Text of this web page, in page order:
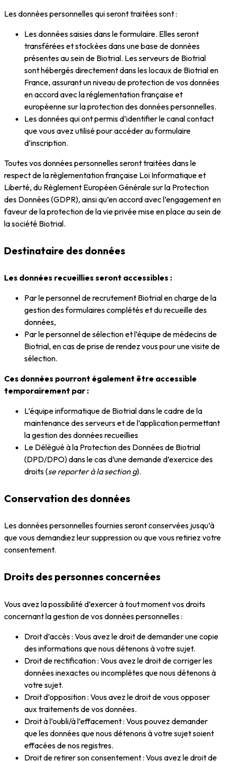
Les données personnelles qui seront traitées sont :
Les données saisies dans le formulaire. Elles seront
transférées et stockées dans une base de données
présentes au sein de Biotrial. Les serveurs de Biotrial
sont hébergés directement dans les locaux de Biotrial en
France, assurant un niveau de protection de vos données
en accord avec la réglementation française et
européenne sur la protection des données personnelles.
Les données qui ont permis d’identifier le canal contact
que vous avez utilisé pour accéder au formulaire
d’inscription.
Toutes vos données personnelles seront traitées dans le
respect de la règlementation française Loi Informatique et
Liberté, du Règlement Européen Générale sur la Protection
des Données (GDPR), ainsi qu’en accord avec l’engagement en
faveur de la protection de la vie privée mise en place au sein de
la société Biotrial.
Destinataire des données
Les données recueillies seront accessibles :
Par le personnel de recrutement Biotrial en charge de la
gestion des formulaires complétés et du recueille des
données,
Par le personnel de sélection et l’équipe de médecins de
Biotrial, en cas de prise de rendez vous pour une visite de
sélection.
Ces données pourront également être accessible
temporairement par :
L’équipe informatique de Biotrial dans le cadre de la
maintenance des serveurs et de l’application permettant
la gestion des données recueillies
Le Délégué à la Protection des Données de Biotrial
(DPD/DPO) dans le cas d’une demande d’exercice des
droits (se reporter à la section g).
Conservation des données
Les données personnelles fournies seront conservées jusqu’à
que vous demandiez leur suppression ou que vous retiriez votre
consentement.
Droits des personnes concernées
Vous avez la possibilité d’exercer à tout moment vos droits
concernant la gestion de vos données personnelles :
Droit d’accès : Vous avez le droit de demander une copie
des informations que nous détenons à votre sujet.
Droit de rectification : Vous avez le droit de corriger les
données inexactes ou incomplètes que nous détenons à
votre sujet.
Droit d’opposition : Vous avez le droit de vous opposer
aux traitements de vos données.
Droit à l’oubli/à l’effacement : Vous pouvez demander
que les données que nous détenons à votre sujet soient
effacées de nos registres.
Droit de retirer son consentement : Vous avez le droit de